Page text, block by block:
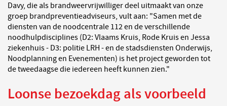
Davy, die als brandweervrijwilliger deel uitmaakt van onze
groep brandpreventieadviseurs, vult aan: "Samen met de
diensten van de noodcentrale 112 en de verschillende
noodhulpdisciplines (D2: Vlaams Kruis, Rode Kruis en Jessa
ziekenhuis - D3: politie LRH - en de stadsdiensten Onderwijs,
Noodplanning en Evenementen) is het project geworden tot
de tweedaagse die iedereen heeft kunnen zien."
Loonse bezoekdag als voorbeeld